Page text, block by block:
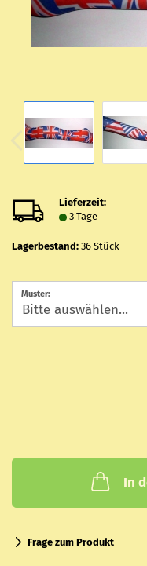
Lieferzeit:
3 Tage
Lagerbestand: 36 Stück
Muster:
In
Frage zum Produkt